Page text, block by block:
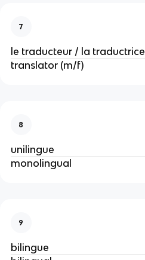
7
le traducteur / la traductrice
translator (m/f)
8
unilingue
monolingual
9
bilingue